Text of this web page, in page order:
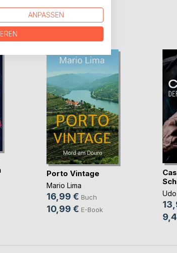
BEIBoD
Porto Vintage
Mario Lima
16,99 € Buch
10,99 € E-Book
ANPASSEN